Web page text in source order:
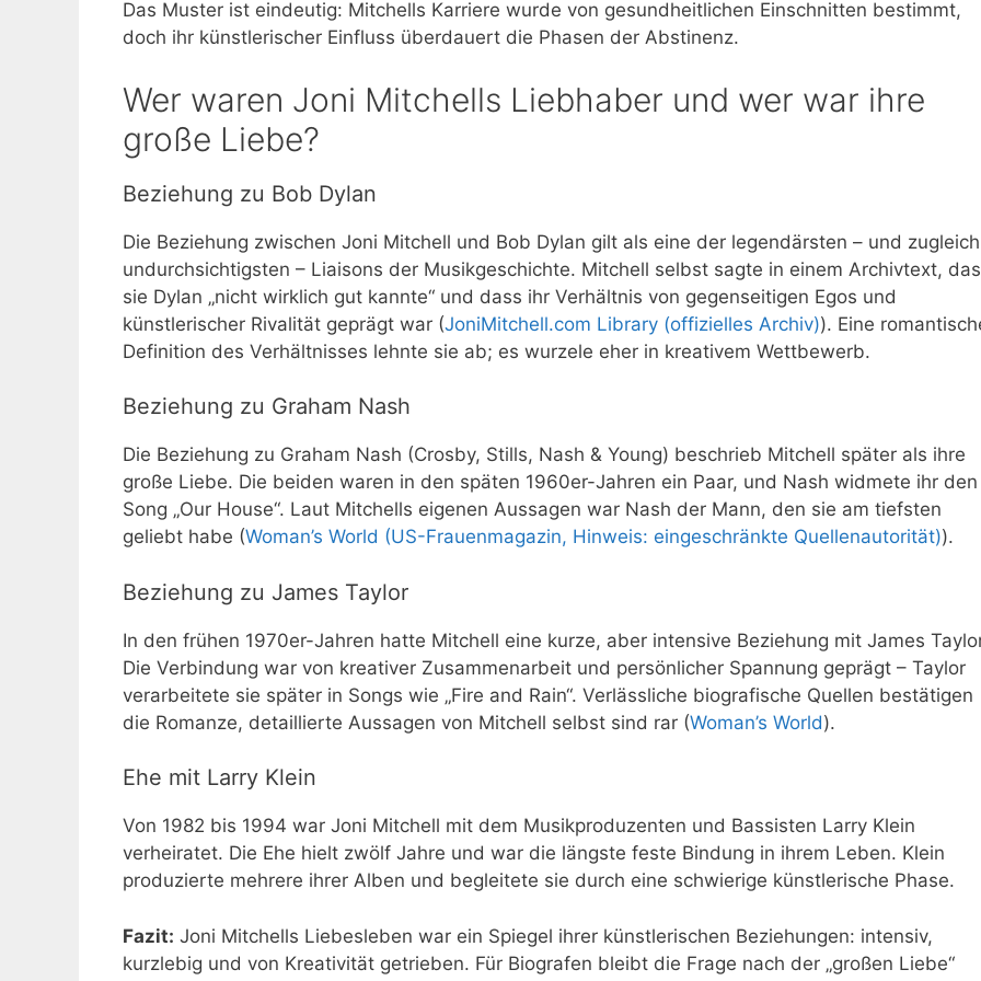
Das Muster ist eindeutig: Mitchells Karriere wurde von gesundheitlichen Einschnitten bestimmt,
doch ihr künstlerischer Einfluss überdauert die Phasen der Abstinenz.
Wer waren Joni Mitchells Liebhaber und wer war ihre
große Liebe?
Beziehung zu Bob Dylan
Die Beziehung zwischen Joni Mitchell und Bob Dylan gilt als eine der legendärsten – und zugleich
undurchsichtigsten – Liaisons der Musikgeschichte. Mitchell selbst sagte in einem Archivtext,
sie Dylan „nicht wirklich gut kannte“ und dass ihr Verhältnis von gegenseitigen Egos und
künstlerischer Rivalität geprägt war (JoniMitchell.com Library (offizielles Archiv)). Eine
Definition des Verhältnisses lehnte sie ab; es wurzele eher in kreativem Wettbewerb.
Beziehung zu Graham Nash
Die Beziehung zu Graham Nash (Crosby, Stills, Nash & Young) beschrieb Mitchell später als ihre
große Liebe. Die beiden waren in den späten 1960er-Jahren ein Paar, und Nash widmete ihr den
Song „Our House“. Laut Mitchells eigenen Aussagen war Nash der Mann, den sie am tiefsten
geliebt habe (Woman’s World (US-Frauenmagazin, Hinweis: eingeschränkte Quellenautorität)).
Beziehung zu James Taylor
In den frühen 1970er-Jahren hatte Mitchell eine kurze, aber intensive Beziehung mit James
Die Verbindung war von kreativer Zusammenarbeit und persönlicher Spannung geprägt – Taylor
verarbeitete sie später in Songs wie „Fire and Rain“. Verlässliche biografische Quellen bestätigen
die Romanze, detaillierte Aussagen von Mitchell selbst sind rar (Woman’s World).
Ehe mit Larry Klein
Von 1982 bis 1994 war Joni Mitchell mit dem Musikproduzenten und Bassisten Larry Klein
verheiratet. Die Ehe hielt zwölf Jahre und war die längste feste Bindung in ihrem Leben. Klein
produzierte mehrere ihrer Alben und begleitete sie durch eine schwierige künstlerische Phase.
Fazit: Joni Mitchells Liebesleben war ein Spiegel ihrer künstlerischen Beziehungen: intensiv,
kurzlebig und von Kreativität getrieben. Für Biografen bleibt die Frage nach der „großen Liebe“